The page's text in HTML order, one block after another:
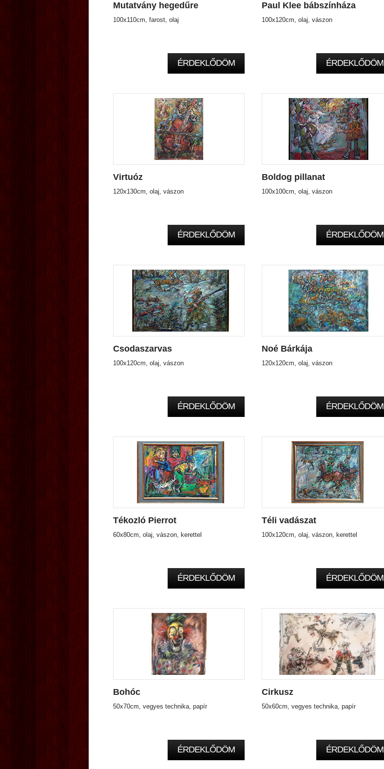
Mutatvány hegedűre
100x110cm, farost, olaj
ÉRDEKLŐDÖM
Paul Klee bábszínháza
100x120cm, olaj, vászon
ÉRDEKLŐDÖM
Virtuóz
120x130cm, olaj, vászon
ÉRDEKLŐDÖM
Boldog pillanat
100x100cm, olaj, vászon
ÉRDEKLŐDÖM
Csodaszarvas
100x120cm, olaj, vászon
ÉRDEKLŐDÖM
Noé Bárkája
120x120cm, olaj, vászon
ÉRDEKLŐDÖM
Tékozló Pierrot
60x80cm, olaj, vászon, kerettel
ÉRDEKLŐDÖM
Téli vadászat
100x120cm, olaj, vászon, kerettel
ÉRDEKLŐDÖM
Bohóc
50x70cm, vegyes technika, papír
ÉRDEKLŐDÖM
Cirkusz
50x60cm, vegyes technika, papír
ÉRDEKLŐDÖM